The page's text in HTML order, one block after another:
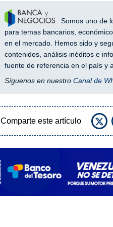
Somos uno de
para temas bancarios,
en el mercado. Hemos sido y
contenidos, análisis inéditos e
fuente de referencia en el país y
Síguenos en nuestro Canal de
Comparte este artículo